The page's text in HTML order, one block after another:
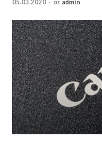
05.03.2020 - от admin